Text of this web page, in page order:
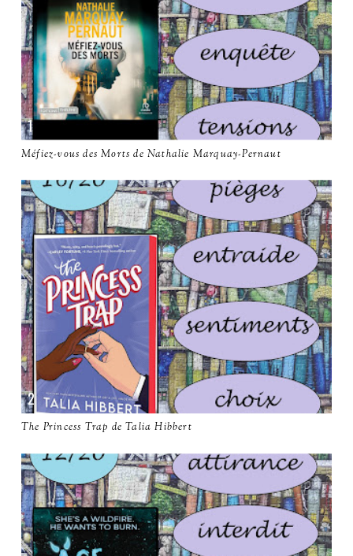
Méfiez-vous des Morts de Nathalie Marquay-Pernaut
The Princess Trap de Talia Hibbert